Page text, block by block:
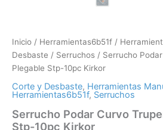
Inicio / Herramientas6b51f /
Desbaste / Serruchos / Serrucho
Plegable Stp-10pc Kirkor
Corte y Desbaste, Herramientas
Herramientas6b51f, Serruchos
Serrucho Podar Curvo
Stp-10pc Kirkor